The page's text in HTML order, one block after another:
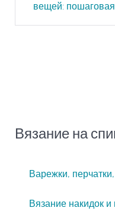
вещей: пошаговая
Вязание на
Варежки,
Вязание накидок и